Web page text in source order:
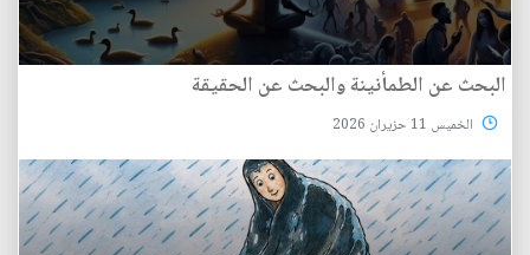
البحث عن الطمأنينة والبحث عن الحقيقة
الخميس 11 حزيران 2026